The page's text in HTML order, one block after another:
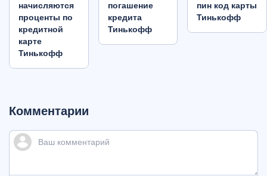
начисляются
проценты по
кредитной
карте
Тинькофф
погашение
кредита
Тинькофф
пин код карты
Тинькофф
Комментарии